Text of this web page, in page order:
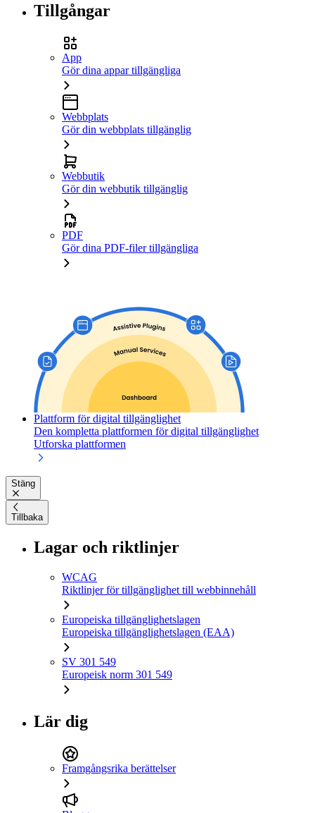
Tillgångar
App
Gör dina appar tillgängliga
Webbplats
Gör din webbplats tillgänglig
Webbutik
Gör din webbutik tillgänglig
PDF
Gör dina PDF-filer tillgängliga
Plattform för digital tillgänglighet
Den kompletta plattformen för digital tillgänglighet
Utforska plattformen
Stäng
Tillbaka
Lagar och riktlinjer
WCAG
Riktlinjer för tillgänglighet till webbinnehåll
Europeiska tillgänglighetslagen
Europeiska tillgänglighetslagen (EAA)
SV 301 549
Europeisk norm 301 549
Lär dig
Framgångsrika berättelser